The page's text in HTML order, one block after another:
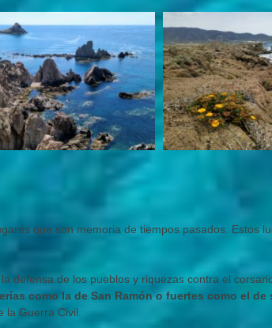
que son memoria de tiempos pasados. Estos
defensa de los pueblos y riquezas contra el
como la de San Ramón o fuertes como el
la Guerra Civil.